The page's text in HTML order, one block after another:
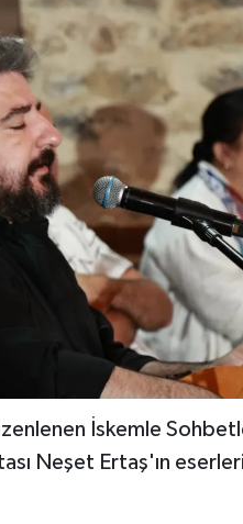
İskemle
Neşet Ertaş'ın